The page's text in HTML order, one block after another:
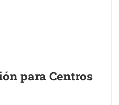
para Centros